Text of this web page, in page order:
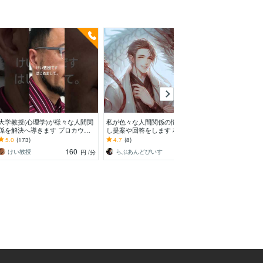
学教授(心理学)が様々な人間関
を解決へ導きます プロカウン
リングや経験者アドバイス等に
限界を感じた方へも
5.0 (173)
けい教授
160 円 /分
私が色々な人間関係の悩みを傾聴
し提案や回答をします 相談歴20
年以上あります！ 何でも遠慮せ
ずお申しでください♪
4.7 (8)
らぶあんどぴいす